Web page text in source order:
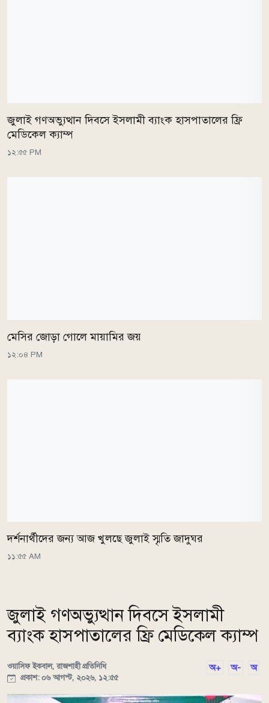
জুলাই গণঅভ্যুত্থান দিবসে ইসলামী ব্যাংক হাসপাতালের ফ্রি
মেডিকেল ক্যাম্প
১২:৫৫ PM
মেসির জোড়া গোলে মায়ামির জয়
১২:০৪ PM
দর্শনার্থীদের জন্য আজ খুলছে জুলাই স্মৃতি জাদুঘর
১১:৫৫ AM
জুলাই গণঅভ্যুত্থান দিবসে ইসলামী
ব্যাংক হাসপাতালের ফ্রি মেডিকেল ক্যাম্প
ওয়াসিফ ইকবাল, রাজশাহী প্রতিনিধি
প্রকাশ: ০৬ আগস্ট, ২০২৬, ১২:৫৫
অ+ অ- অ